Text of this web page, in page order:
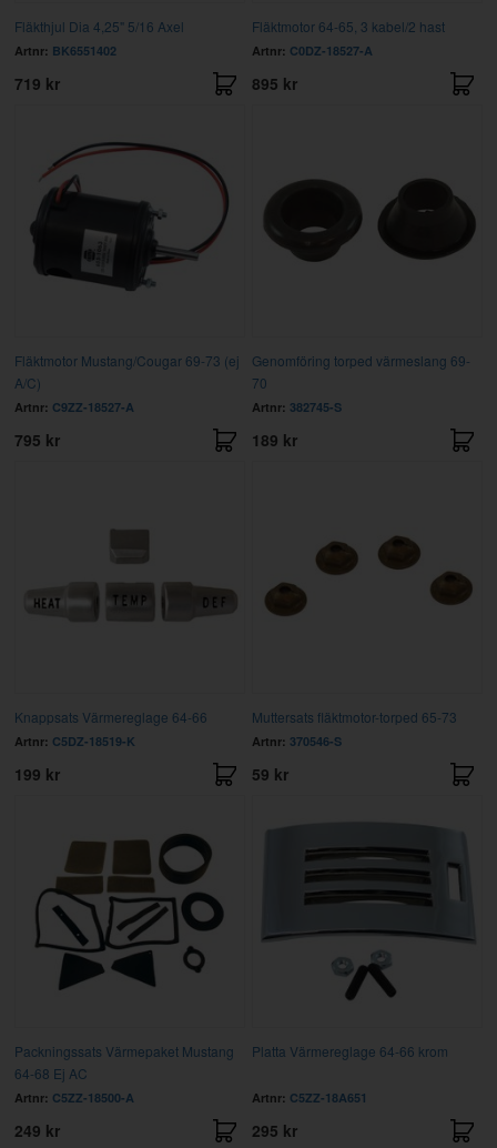
Fläkthjul Dia 4,25" 5/16 Axel
Artnr: BK6551402
719 kr
Fläktmotor 64-65, 3 kabel/2 hast
Artnr: C0DZ-18527-A
895 kr
Fläktmotor Mustang/Cougar 69-73 (ej
A/C)
Artnr: C9ZZ-18527-A
795 kr
Genomföring torped värmeslang 69-
70
Artnr: 382745-S
189 kr
Knappsats Värmereglage 64-66
Artnr: C5DZ-18519-K
199 kr
Muttersats fläktmotor-torped 65-73
Artnr: 370546-S
59 kr
Packningssats Värmepaket Mustang
64-68 Ej AC
Artnr: C5ZZ-18500-A
249 kr
Platta Värmereglage 64-66 krom
Artnr: C5ZZ-18A651
295 kr